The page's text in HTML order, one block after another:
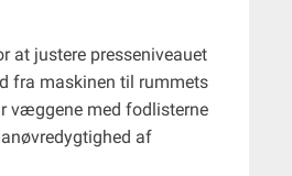
at justere presseniveauet
fra maskinen til rummets
væggene med fodlisterne
af